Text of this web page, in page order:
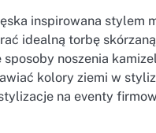
inspirowana stylem
idealną torbę skórzaną
sposoby noszenia
kolory ziemi w
na eventy